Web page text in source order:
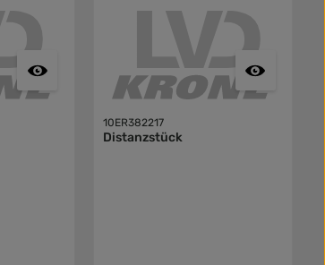
10ER382217
Distanzstück